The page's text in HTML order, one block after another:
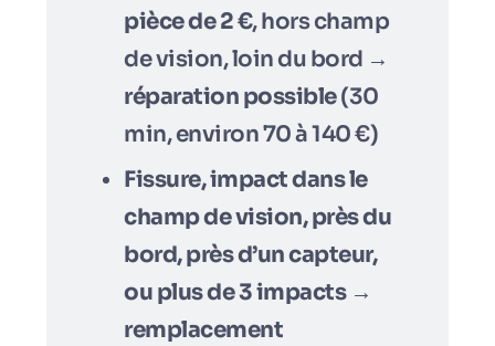
pièce de 2 €, hors champ
de vision, loin du bord →
réparation possible(30
min, environ 70 à 140 €)
Fissure, impact dans le
champ de vision, près du
bord, près d’un capteur,
ou plus de 3 impacts→
remplacement